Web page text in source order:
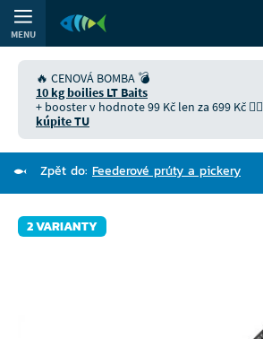
MENU
🔥 CENOVÁ BOMBA 💣
10 kg boilies LT Baits
+ booster v hodnote 99 Kč len za 699 Kč 👉🏻
kúpite TU
Zpět do: Feederové prúty a pickery
2 VARIANTY